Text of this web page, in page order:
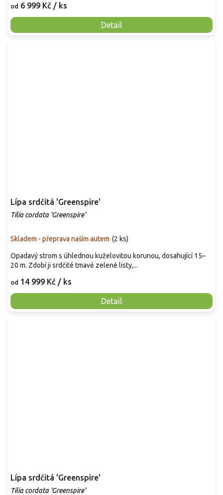
od 6 999 Kč / ks
Detail
Lípa srdčitá 'Greenspire'
Tilia cordata 'Greenspire'
Skladem - přeprava naším autem (2 ks)
od 14 999 Kč / ks
Detail
Opadavý strom s úhlednou kuželovitou korunou, dosahující 15–
20 m. Zdobí ji srdčité tmavě zelené listy,...
Lípa srdčitá 'Greenspire'
Tilia cordata 'Greenspire'